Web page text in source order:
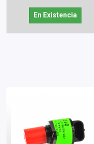
En Existencia